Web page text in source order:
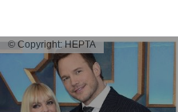
© Copyright: HEPTA